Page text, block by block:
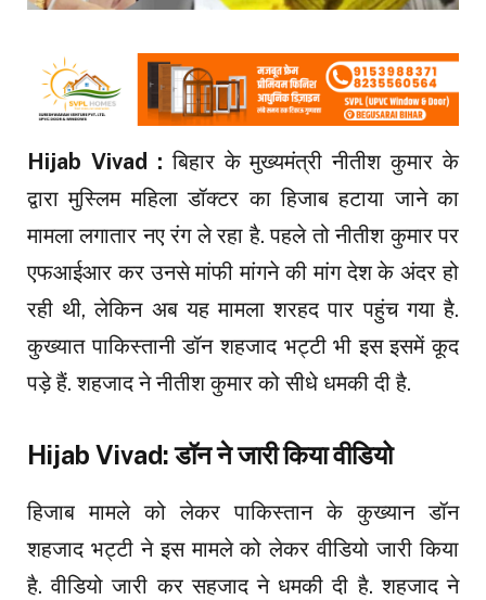
Hijab Vivad :बिहार के मुख्यमंत्री नीतीश कुमार के
द्वारा मुस्लिम महिला डॉक्टर का हिजाब हटाया जाने का
मामला लगातार नए रंग ले रहा है. पहले तो नीतीश कुमार पर
एफआईआर कर उनसे मांफी मांगने की मांग देश के अंदर हो
रही थी, लेकिन अब यह मामला शरहद पार पहुंच गया है.
कुख्यात पाकिस्तानी डॉन शहजाद भट्टी भी इस इसमें कूद
पड़े हैं. शहजाद ने नीतीश कुमार को सीधे धमकी दी है.
Hijab Vivad: डॉन ने जारी किया वीडियो
हिजाब मामले को लेकर पाकिस्तान के कुख्यान डॉन
शहजाद भट्टी ने इस मामले को लेकर वीडियो जारी किया
है. वीडियो जारी कर सहजाद ने धमकी दी है. शहजाद ने